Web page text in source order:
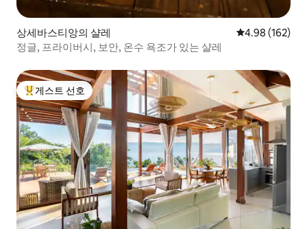
상세바스티앙의 샬레 평점 4.98점(5
4.98 (162)
정글, 프라이버시, 보안, 온수 욕조가 있는 샬레
상위 게스트 선호
게스트 선호